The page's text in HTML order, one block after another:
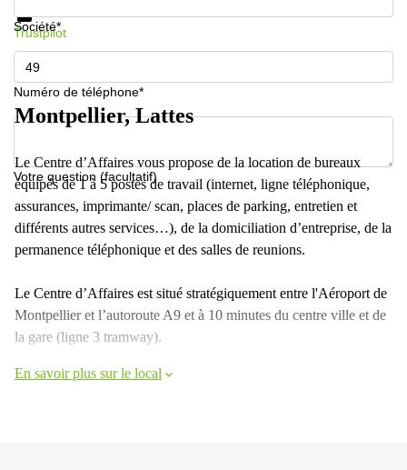
Société*
Numéro de téléphone*
Votre question (facultatif)
Trustpilot
Montpellier, Lattes
Le Centre d’Affaires vous propose de la location de bureaux
équipés de 1 à 5 postes de travail (internet, ligne téléphonique,
assurances, imprimante/ scan, places de parking, entretien et
différents autres services…), de la domiciliation d’entreprise, de la
permanence téléphonique et des salles de reunions.
Le Centre d’Affaires est situé stratégiquement entre l'Aéroport de
Montpellier et l’autoroute A9 et à 10 minutes du centre ville et de
la gare (ligne 3 tramway).
En savoir plus sur le local